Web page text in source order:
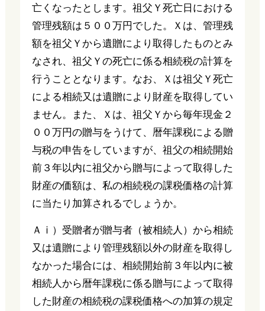
亡くなったとします。祖父Ｙ死亡日における
管理残額は５００万円でした。Ｘは、管理残
額を祖父Ｙから遺贈により取得したものとみ
なされ、祖父Ｙの死亡に係る相続税の計算を
行うこととなります。なお、Ｘは祖父Ｙ死亡
による相続又は遺贈により財産を取得してい
ません。また、Ｘは、祖父Ｙから毎年現金２
００万円の贈与をうけて、暦年課税による贈
与税の申告をしていますが、祖父の相続開始
前３年以内に祖父から贈与によって取得した
財産の価額は、私の相続税の課税価格の計算
に当たり加算されるでしょうか。
Ａⅰ）受贈者が贈与者（被相続人）から相続
又は遺贈により管理残額以外の財産を取得し
なかった場合には、相続開始前３年以内に被
相続人から暦年課税に係る贈与によって取得
した財産の相続税の課税価格への加算の規定